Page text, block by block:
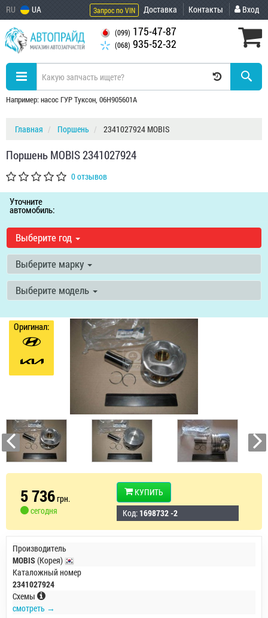
RU UA Запрос по VIN Доставка Контакты Вход
(099) 175-47-87
(068) 935-52-32
Например: насос ГУР Туксон, 06H905601A
Главная Поршень 2341027924 MOBIS
Поршень MOBIS 2341027924
0 отзывов
Уточните
автомобиль:
Выберите год
Выберите марку
Выберите модель
Оригинал:
5 736грн.
сегодня
КУПИТЬ
Код: 1698732 -2
Производитель
MOBIS (Корея)
Каталожный номер
2341027924
Схемы
смотреть →